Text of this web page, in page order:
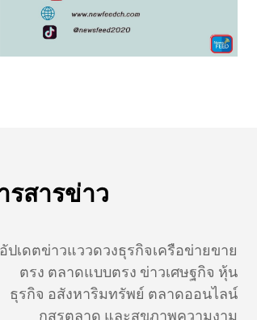
รสารข่าว
อัปเดตข่าวแววดวงธุรกิจเครือข่ายขาย
ตรง ตลาดแบบตรง ข่าวเศษฐกิจ หุ้น
ธุรกิจ อสังหาริมทรัพย์ ตลาดออนไลน์
กสรตลาด และสุขภาพความงาม